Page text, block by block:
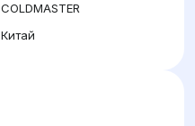
COLDMASTER
Китай